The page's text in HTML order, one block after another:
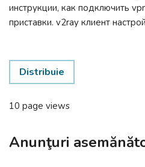
инструкции, как подключить
приставки. v2ray клиент
Distribuie
10 page views
Anunţuri